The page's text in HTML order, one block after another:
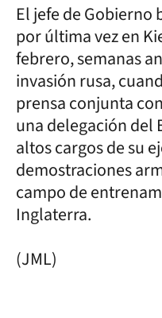
El jefe de
por última vez en
febrero, semanas
invasión rusa,
prensa conjunta
una delegación del
altos cargos de su
demostraciones
campo de
Inglaterra.
(JML)